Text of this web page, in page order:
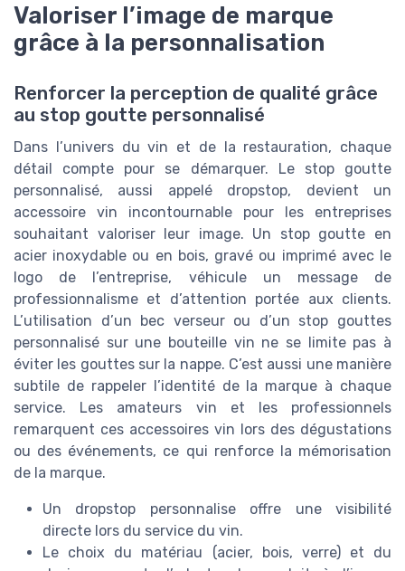
Valoriser l’image de marque
grâce à la personnalisation
Renforcer la perception de qualité grâce
au stop goutte personnalisé
Dans l’univers du vin et de la restauration, chaque
détail compte pour se démarquer. Le stop goutte
personnalisé, aussi appelé dropstop, devient un
accessoire vin incontournable pour les entreprises
souhaitant valoriser leur image. Un stop goutte en
acier inoxydable ou en bois, gravé ou imprimé avec le
logo de l’entreprise, véhicule un message de
professionnalisme et d’attention portée aux clients.
L’utilisation d’un bec verseur ou d’un stop gouttes
personnalisé sur une bouteille vin ne se limite pas à
éviter les gouttes sur la nappe. C’est aussi une manière
subtile de rappeler l’identité de la marque à chaque
service. Les amateurs vin et les professionnels
remarquent ces accessoires vin lors des dégustations
ou des événements, ce qui renforce la mémorisation
de la marque.
Un dropstop personnalise offre une visibilité
directe lors du service du vin.
Le choix du matériau (acier, bois, verre) et du